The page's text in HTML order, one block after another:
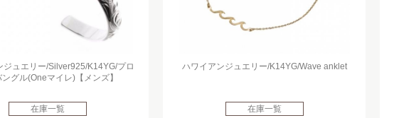
ジュエリー/Silver925/K14YG/プロ
グル(Oneマイレ)【メンズ】
在庫一覧
ハワイアンジュエリー/K14YG/Wave anklet
在庫一覧